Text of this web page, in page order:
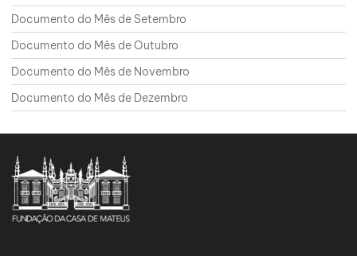
Documento do Mês de Setembro
Documento do Mês de Outubro
Documento do Mês de Novembro
Documento do Mês de Dezembro